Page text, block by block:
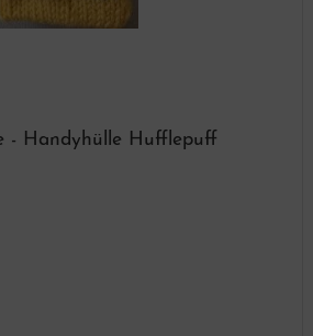
- Handyhülle Hufflepuff